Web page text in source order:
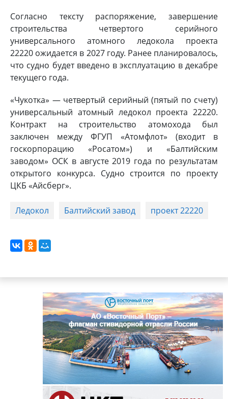
Согласно тексту распоряжение, завершение
строительства четвертого серийного
универсального атомного ледокола проекта
22220 ожидается в 2027 году. Ранее планировалось,
что судно будет введено в эксплуатацию в декабре
текущего года.
«Чукотка» — четвертый серийный (пятый по счету)
универсальный атомный ледокол проекта 22220.
Контракт на строительство атомохода был
заключен между ФГУП «Атомфлот» (входит в
госкорпорацию «Росатом») и «Балтийским
заводом» ОСК в августе 2019 года по результатам
открытого конкурса. Судно строится по проекту
ЦКБ «Айсберг».
Ледокол Балтийский завод проект 22220